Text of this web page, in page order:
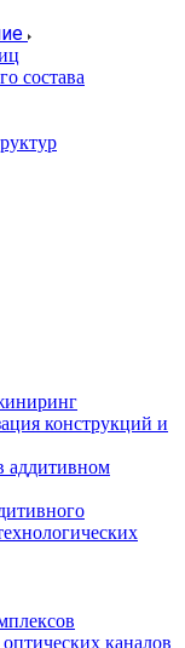
состава
конструкций и
аддитивном
каналов